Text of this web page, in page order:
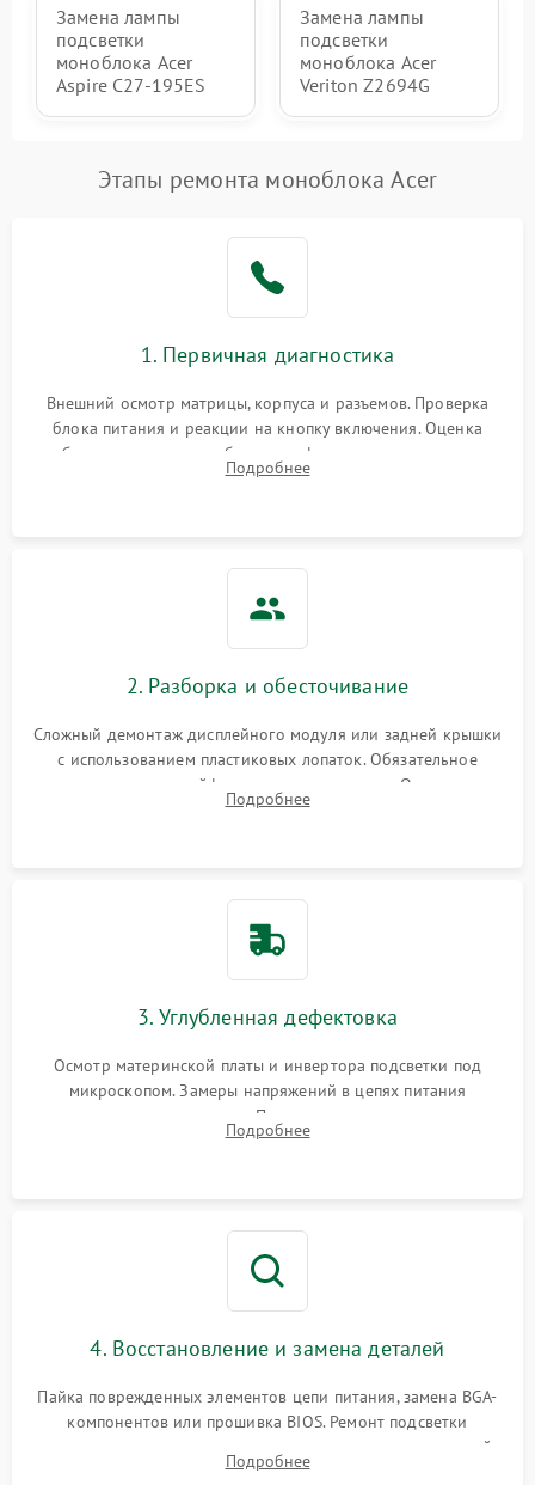
Замена лампы
подсветки
моноблока Acer
Aspire C27-195ES
Замена лампы
подсветки
моноблока Acer
Veriton Z2694G
Этапы ремонта моноблока Acer
1. Первичная диагностика
Внешний осмотр матрицы, корпуса и разъемов. Проверка
блока питания и реакции на кнопку включения. Оценка
изображения, звука и работы периферии для сужения круга
возможных неисправностей перед вскрытием.
Подробнее
2. Разборка и обесточивание
Сложный демонтаж дисплейного модуля или задней крышки
с использованием пластиковых лопаток. Обязательное
отключение шлейфов матрицы и питания. Очистка
массивной системы охлаждения от скопившейся пыли.
Подробнее
3. Углубленная дефектовка
Осмотр материнской платы и инвертора подсветки под
микроскопом. Замеры напряжений в цепях питания
процессора и видеокарты. Проверка состояния жесткого
диска и оперативной памяти с помощью POST-карт и
Подробнее
4. Восстановление и замена деталей
Пайка поврежденных элементов цепи питания, замена BGA-
компонентов или прошивка BIOS. Ремонт подсветки
матрицы, замена неисправного накопителя на скоростной
SSD или установка новых модулей памяти.
Подробнее